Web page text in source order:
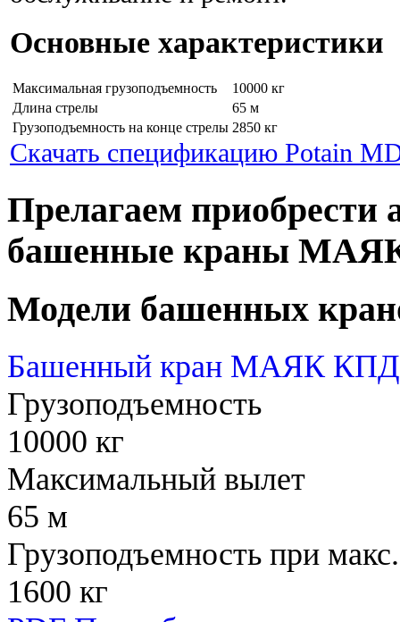
Основные характеристики
Максимальная грузоподъемность
10000 кг
Длина стрелы
65 м
Грузоподъемность на конце стрелы 2850 кг
Скачать спецификацию Potain
Прелагаем приобрести
башенные краны
Модели башенных
Башенный кран МАЯК КПД
Грузоподъемность
10000 кг
Максимальный вылет
65 м
Грузоподъемность при
1600 кг